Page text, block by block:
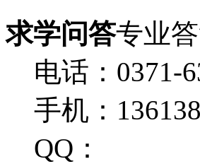
求学问答专业
电话：0371-
手机：
QQ：